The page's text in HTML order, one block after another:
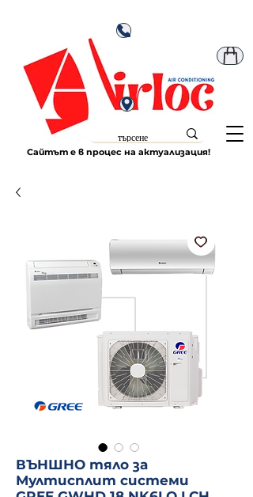
Сайтът е в процес на актуализация!
ВЪНШНО тяло за
Мултисплит системи